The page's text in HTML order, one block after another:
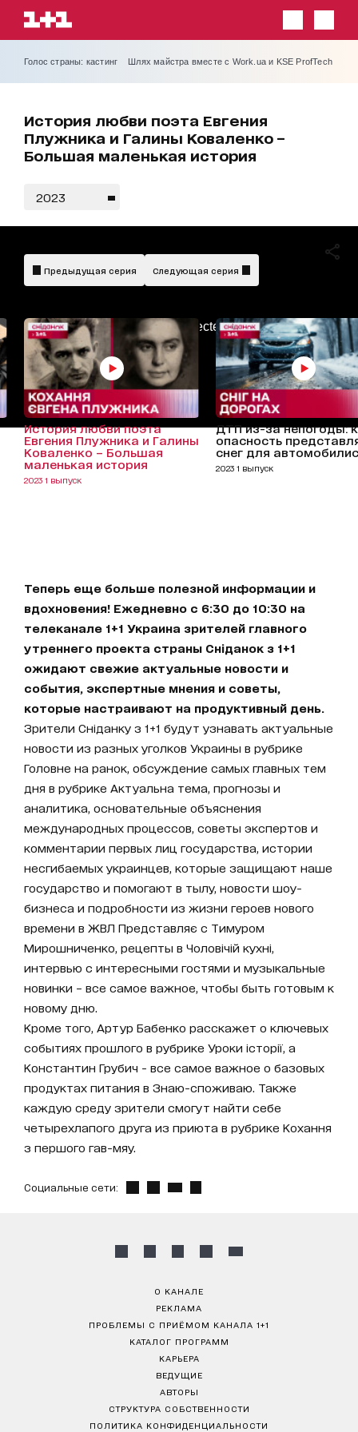
Голос страны: кастинг Шлях майстра вместе с Work.ua и KSE ProfTech
История любви поэта Евгения
Плужника и Галины Коваленко –
Большая маленькая история
2023
AdBlockDetected!
Предыдущая серия Следующая серия
История любви поэта
Евгения Плужника и Галины
Коваленко – Большая
маленькая история
2023 1 выпуск
ДТП из-за непогоды:
опасность
снег для
2023 1 выпуск
Теперь еще больше полезной информации и
вдохновения! Ежедневно с 6:30 до 10:30 на
телеканале 1+1 Украина зрителей главного
утреннего проекта страны Сніданок з 1+1
ожидают свежие актуальные новости и
события, экспертные мнения и советы,
которые настраивают на продуктивный день.
Зрители Сніданку з 1+1 будут узнавать актуальные
новости из разных уголков Украины в рубрике
Головне на ранок, обсуждение самых главных тем
дня в рубрике Актуальна тема, прогнозы и
аналитика, основательные объяснения
международных процессов, советы экспертов и
комментарии первых лиц государства, истории
несгибаемых украинцев, которые защищают наше
государство и помогают в тылу, новости шоу-
бизнеса и подробности из жизни героев нового
времени в ЖВЛ Представляє с Тимуром
Мирошниченко, рецепты в Чоловічій кухні,
интервью с интересными гостями и музыкальные
новинки – все самое важное, чтобы быть готовым к
новому дню.
Кроме того, Артур Бабенко расскажет о ключевых
событиях прошлого в рубрике Уроки історії, а
Константин Грубич - все самое важное о базовых
продуктах питания в Знаю-споживаю. Также
каждую среду зрители смогут найти себе
четырехлапого друга из приюта в рубрике Кохання
з першого гав-мяу.
Социальные сети:
О КАНАЛЕ
РЕКЛАМА
ПРОБЛЕМЫ С ПРИЁМОМ КАНАЛА 1+1
КАТАЛОГ ПРОГРАММ
КАРЬЕРА
ВЕДУЩИЕ
АВТОРЫ
СТРУКТУРА СОБСТВЕННОСТИ
ПОЛИТИКА КОНФИДЕНЦИАЛЬНОСТИ